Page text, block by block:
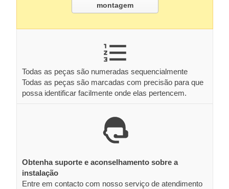
montagem
Todas as peças são numeradas sequencialmente
Todas as peças são marcadas com precisão para que
possa identificar facilmente onde elas pertencem.
Obtenha suporte e aconselhamento sobre a
instalação
Entre em contacto com nosso serviço de atendimento